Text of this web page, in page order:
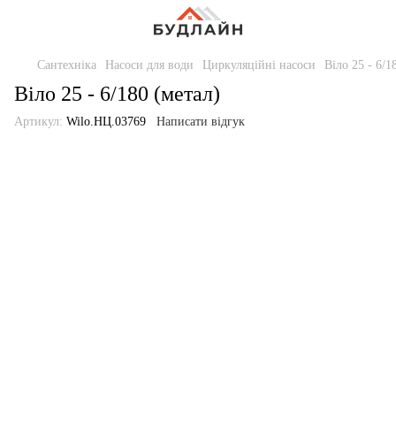
Сантехніка Насоси для води Циркуляційні насоси Віло 25 - 6/
Віло 25 - 6/180 (метал)
Артикул: Wilo.НЦ.03769 Написати відгук